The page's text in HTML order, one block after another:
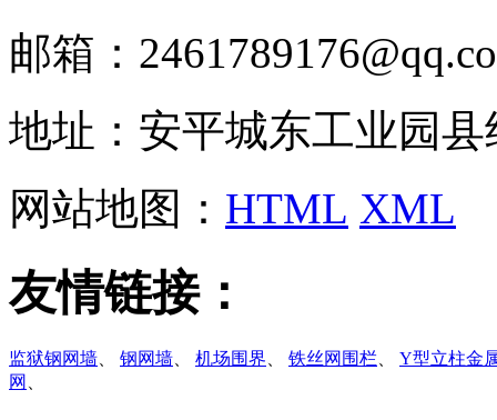
邮箱：
地址：安平城东工业园县
网站地图： HTML XML
友情链接：
监狱钢网墙 钢网墙 机场围界 铁丝网围栏
Y型立柱金
网